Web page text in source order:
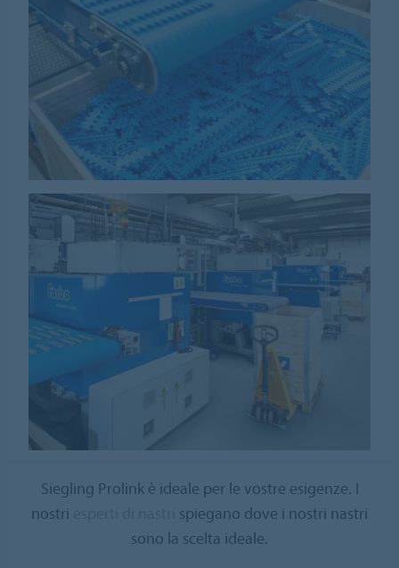
Siegling Prolink è ideale per le vostre esigenze. I
nostri
spiegano dove i nostri nastri
sono la scelta ideale.